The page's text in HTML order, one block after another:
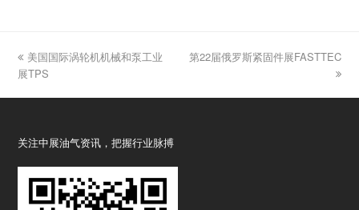
previous
post:
美国国际涡轮机机械和泵工业
展TPS
next
第22届俄罗斯紧固件展FASTTEC
关注中展油气资讯，把握行业脉搏